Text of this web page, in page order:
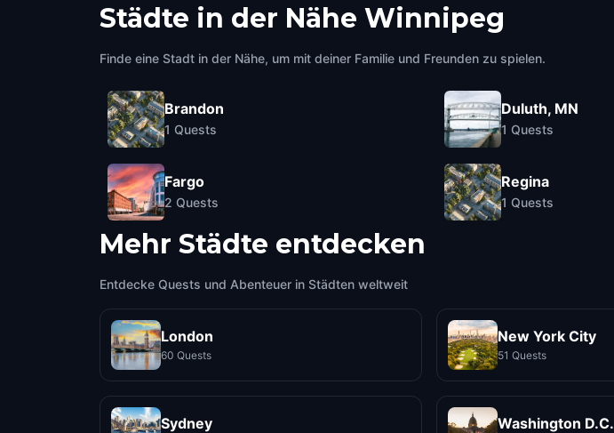
Städte in der Nähe Winnipeg
Finde eine Stadt in der Nähe, um mit deiner Familie und Freunden zu spielen.
Brandon
1 Quests
Fargo
2 Quests
Duluth, MN
1 Quests
Regina
1 Quests
Mehr Städte entdecken
Entdecke Quests und Abenteuer in Städten weltweit
London
60 Quests
New York City
51 Quests
Sydney Washington D.C.